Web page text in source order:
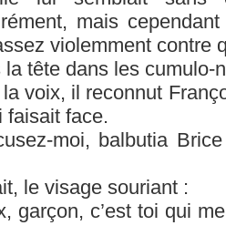
mais
violemment contre
la tête dans les cumulo-
voix, il reconnut
faisait face.
moi, balbutia
le visage souriant :
garçon, c’est toi qui